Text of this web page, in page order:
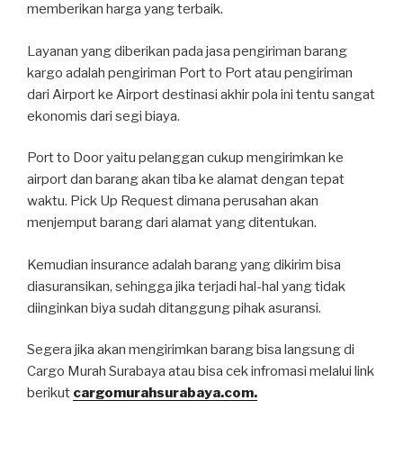
memberikan harga yang terbaik.
Layanan yang diberikan pada jasa pengiriman barang
kargo adalah pengiriman Port to Port atau pengiriman
dari Airport ke Airport destinasi akhir pola ini tentu sangat
ekonomis dari segi biaya.
Port to Door yaitu pelanggan cukup mengirimkan ke
airport dan barang akan tiba ke alamat dengan tepat
waktu. Pick Up Request dimana perusahan akan
menjemput barang dari alamat yang ditentukan.
Kemudian insurance adalah barang yang dikirim bisa
diasuransikan, sehingga jika terjadi hal-hal yang tidak
diinginkan biya sudah ditanggung pihak asuransi.
Segera jika akan mengirimkan barang bisa langsung di
Cargo Murah Surabaya atau bisa cek infromasi melalui link
berikut cargomurahsurabaya.com.